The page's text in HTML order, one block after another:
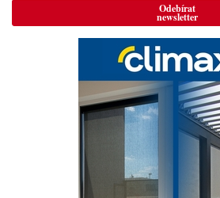
Odebírat
newsletter